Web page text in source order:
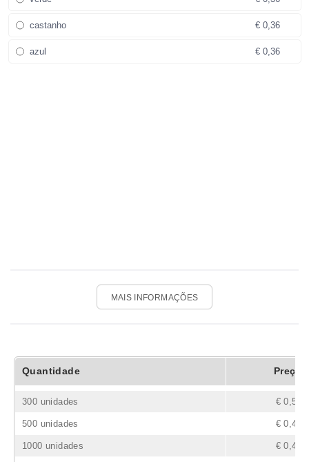
castanho € 0,36
azul € 0,36
MAIS INFORMAÇÕES
Quantidade Preço
300 unidades € 0,52
500 unidades € 0,45
1000 unidades € 0,41